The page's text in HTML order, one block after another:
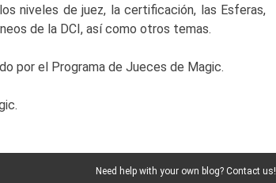
niveles de juez, la certificación, las Esferas,
de la DCI, así como otros temas.
por el Programa de Jueces de Magic.
Need help with your own blog? Contact us!